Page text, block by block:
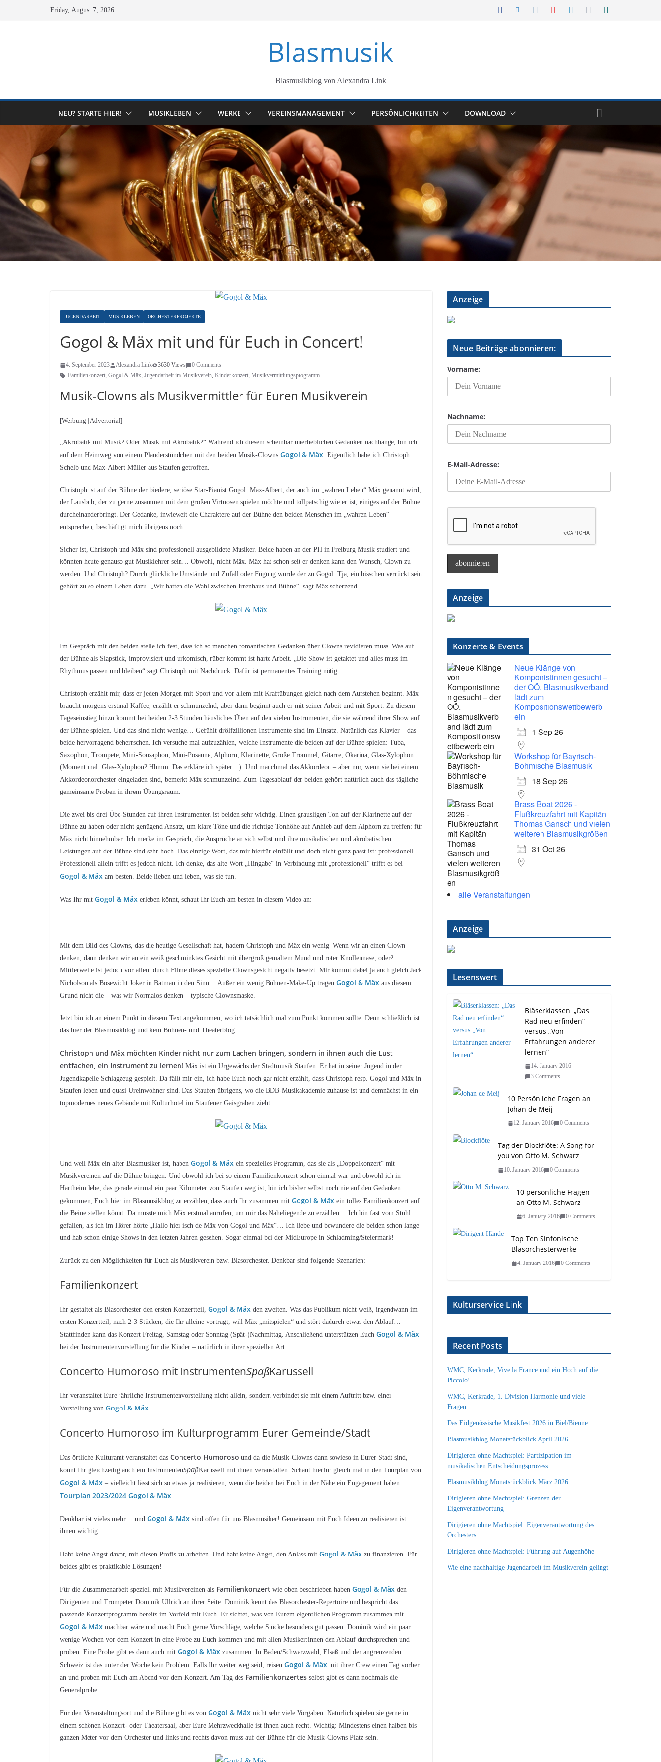
Friday, August 7, 2026
Blasmusik
Blasmusikblog von Alexandra Link
NEU? STARTE HIER! MUSIKLEBEN WERKE VEREINSMANAGEMENT PERSÖNLICHKEITEN DOWNLOAD
JUGENDARBEIT MUSIKLEBEN ORCHESTERPROJEKTE
Gogol & Mäx mit und für Euch in Concert!
4. September 2023 Alexandra Link 3630 Views
0 Comments
Familienkonzert, Gogol & Mäx, Jugendarbeit im Musikverein, Kinderkonzert, Musikvermittlungsprogramm
Musik-Clowns als Musikvermittler für Euren Musikverein
[Werbung | Advertorial]
„Akrobatik mit Musik? Oder Musik mit Akrobatik?“ Während ich diesem scheinbar unerheblichen Gedanken nachhänge, bin ich
auf dem Heimweg von einem Plauderstündchen mit den beiden Musik-Clowns Gogol & Mäx . Eigentlich habe ich Christoph
Schelb und Max-Albert Müller aus Staufen getroffen.
Christoph ist auf der Bühne der biedere, seriöse Star-Pianist Gogol. Max-Albert, der auch im „wahren Leben“ Mäx genannt wird,
der Lausbub, der zu gerne zusammen mit dem großen Virtuosen spielen möchte und tollpatschig wie er ist, einiges auf der Bühne
durcheinanderbringt. Der Gedanke, inwieweit die Charaktere auf der Bühne den beiden Menschen im „wahren Leben“
entsprechen, beschäftigt mich übrigens noch…
Sicher ist, Christoph und Mäx sind professionell ausgebildete Musiker. Beide haben an der PH in Freiburg Musik studiert und
könnten heute genauso gut Musiklehrer sein… Obwohl, nicht Mäx. Mäx hat schon seit er denken kann den Wunsch, Clown zu
werden. Und Christoph? Durch glückliche Umstände und Zufall oder Fügung wurde der zu Gogol. Tja, ein bisschen verrückt sein
gehört zu so einem Leben dazu. „Wir hatten die Wahl zwischen Irrenhaus und Bühne“, sagt Mäx scherzend…
Im Gespräch mit den beiden stelle ich fest, dass ich so manchen romantischen Gedanken über Clowns revidieren muss. Was auf
der Bühne als Slapstick, improvisiert und urkomisch, rüber kommt ist harte Arbeit. „Die Show ist getaktet und alles muss im
Rhythmus passen und bleiben“ sagt Christoph mit Nachdruck. Dafür ist permanentes Training nötig.
Christoph erzählt mir, dass er jeden Morgen mit Sport und vor allem mit Kraftübungen gleich nach dem Aufstehen beginnt. Mäx
braucht morgens erstmal Kaffee, erzählt er schmunzelnd, aber dann beginnt auch er mit seiner Arbeit und mit Sport. Zu diesem
Tageseinstieg hinzu kommt bei beiden 2-3 Stunden häusliches Üben auf den vielen Instrumenten, die sie während ihrer Show auf
der Bühne spielen. Und das sind nicht wenige… Gefühlt drölfzillionen Instrumente sind im Einsatz. Natürlich das Klavier – das
beide hervorragend beherrschen. Ich versuche mal aufzuzählen, welche Instrumente die beiden auf der Bühne spielen: Tuba,
Saxophon, Trompete, Mini-Sousaphon, Mini-Posaune, Alphorn, Klarinette, Große Trommel, Gitarre, Okarina, Glas-Xylophon…
(Moment mal. Glas-Xylophon? Hhmm. Das erkläre ich später…). Und manchmal das Akkordeon – aber nur, wenn sie bei einem
Akkordeonorchester eingeladen sind, bemerkt Mäx schmunzelnd. Zum Tagesablauf der beiden gehört natürlich auch das tägliche
gemeinsame Proben in ihrem Übungsraum.
Die zwei bis drei Übe-Stunden auf ihren Instrumenten ist beiden sehr wichtig. Einen grausligen Ton auf der Klarinette auf der
Bühne zu haben oder nicht genügend Ansatz, um klare Töne und die richtige Tonhöhe auf Anhieb auf dem Alphorn zu treffen: für
Mäx nicht hinnehmbar. Ich merke im Gespräch, die Ansprüche an sich selbst und ihre musikalischen und akrobatischen
Leistungen auf der Bühne sind sehr hoch. Das einzige Wort, das mir hierfür einfällt und doch nicht ganz passt ist: professionell.
Professionell allein trifft es jedoch nicht. Ich denke, das alte Wort „Hingabe“ in Verbindung mit „professionell“ trifft es bei
Gogol & Mäx am besten. Beide lieben und leben, was sie tun.
Was Ihr mit Gogol & Mäx erleben könnt, schaut Ihr Euch am besten in diesem Video an:
Mit dem Bild des Clowns, das die heutige Gesellschaft hat, hadern Christoph und Mäx ein wenig. Wenn wir an einen Clown
denken, dann denken wir an ein weiß geschminktes Gesicht mit übergroß gemaltem Mund und roter Knollennase, oder?
Mittlerweile ist jedoch vor allem durch Filme dieses spezielle Clownsgesicht negativ besetzt. Mir kommt dabei ja auch gleich Jack
Nicholson als Bösewicht Joker in Batman in den Sinn… Außer ein wenig Bühnen-Make-Up tragen Gogol & Mäx aus diesem
Grund nicht die – was wir Normalos denken – typische Clownsmaske.
Jetzt bin ich an einem Punkt in diesem Text angekommen, wo ich tatsächlich mal zum Punkt kommen sollte. Denn schließlich ist
das hier der Blasmusikblog und kein Bühnen- und Theaterblog.
Christoph und Mäx möchten Kinder nicht nur zum Lachen bringen, sondern in ihnen auch die Lust
entfachen, ein Instrument zu lernen! Mäx ist ein Urgewächs der Stadtmusik Staufen. Er hat in seiner Jugend in der
Jugendkapelle Schlagzeug gespielt. Da fällt mir ein, ich habe Euch noch gar nicht erzählt, dass Christoph resp. Gogol und Mäx in
Staufen leben und quasi Ureinwohner sind. Das Staufen übrigens, wo die BDB-Musikakademie zuhause ist und demnächst in ein
topmodernes neues Gebäude mit Kulturhotel im Staufener Gaisgraben zieht.
Und weil Mäx ein alter Blasmusiker ist, haben Gogol & Mäx ein spezielles Programm, das sie als „Doppelkonzert“ mit
Musikvereinen auf die Bühne bringen. Und obwohl ich bei so einem Familienkonzert schon einmal war und obwohl ich in
Hartheim lebe, das gerade einmal ein paar Kilometer von Staufen weg ist, bin ich bisher selbst noch nie auf den Gedanken
gekommen, Euch hier im Blasmusikblog zu erzählen, dass auch Ihr zusammen mit Gogol & Mäx ein tolles Familienkonzert auf
die Beine stellen könnt. Da musste mich Mäx erstmal anrufen, um mir das Naheliegende zu erzählen… Ich bin fast vom Stuhl
gefallen, als ich im Hörer hörte „Hallo hier isch de Mäx von Gogol und Mäx“… Ich liebe und bewundere die beiden schon lange
und hab schon einige Shows in den letzten Jahren gesehen. Sogar einmal bei der MidEurope in Schladming/Steiermark!
Zurück zu den Möglichkeiten für Euch als Musikverein bzw. Blasorchester. Denkbar sind folgende Szenarien:
Familienkonzert
Ihr gestaltet als Blasorchester den ersten Konzertteil, Gogol & Mäx den zweiten. Was das Publikum nicht weiß, irgendwann im
ersten Konzertteil, nach 2-3 Stücken, die Ihr alleine vortragt, will Mäx „mitspielen“ und stört dadurch etwas den Ablauf…
Stattfinden kann das Konzert Freitag, Samstag oder Sonntag (Spät-)Nachmittag. Anschließend unterstützen Euch Gogol & Mäx
bei der Instrumentenvorstellung für die Kinder – natürlich in ihrer speziellen Art.
Concerto Humoroso mit InstrumentenSpaßKarussell
Ihr veranstaltet Eure jährliche Instrumentenvorstellung nicht allein, sondern verbindet sie mit einem Auftritt bzw. einer
Vorstellung von Gogol & Mäx
Concerto Humoroso im Kulturprogramm Eurer Gemeinde/Stadt
Das örtliche Kulturamt veranstaltet das Concerto Humoroso und da die Musik-Clowns dann sowieso in Eurer Stadt sind,
könnt Ihr gleichzeitig auch ein InstrumentenSpaßKarussell mit ihnen veranstalten. Schaut hierfür gleich mal in den Tourplan von
Gogol & Mäx – vielleicht lässt sich so etwas ja realisieren, wenn die beiden bei Euch in der Nähe ein Engagement haben:
Tourplan 2023/2024 Gogol & Mäx
Denkbar ist vieles mehr… und Gogol & Mäx sind offen für uns Blasmusiker! Gemeinsam mit Euch Ideen zu realisieren ist
ihnen wichtig.
Habt keine Angst davor, mit diesen Profis zu arbeiten. Und habt keine Angst, den Anlass mit Gogol & Mäx zu finanzieren. Für
beides gibt es praktikable Lösungen!
Für die Zusammenarbeit speziell mit Musikvereinen als Familienkonzert wie oben beschrieben haben Gogol & Mäx den
Dirigenten und Trompeter Dominik Ullrich an ihrer Seite. Dominik kennt das Blasorchester-Repertoire und bespricht das
passende Konzertprogramm bereits im Vorfeld mit Euch. Er sichtet, was von Eurem eigentlichen Programm zusammen mit
Gogol & Mäx machbar wäre und macht Euch gerne Vorschläge, welche Stücke besonders gut passen. Dominik wird ein paar
wenige Wochen vor dem Konzert in eine Probe zu Euch kommen und mit allen Musiker:innen den Ablauf durchsprechen und
proben. Eine Probe gibt es dann auch mit Gogol & Mäx zusammen. In Baden/Schwarzwald, Elsaß und der angrenzenden
Schweiz ist das unter der Woche kein Problem. Falls Ihr weiter weg seid, reisen Gogol & Mäx mit ihrer Crew einen Tag vorher
an und proben mit Euch am Abend vor dem Konzert. Am Tag des Familienkonzertes selbst gibt es dann nochmals die
Generalprobe.
Für den Veranstaltungsort und die Bühne gibt es von Gogol & Mäx nicht sehr viele Vorgaben. Natürlich spielen sie gerne in
einem schönen Konzert- oder Theatersaal, aber Eure Mehrzweckhalle ist ihnen auch recht. Wichtig: Mindestens einen halben bis
ganzen Meter vor dem Orchester und links und rechts davon muss auf der Bühne für die Musik-Clowns Platz sein.
Anzeige
Neue Beiträge abonnieren:
Vorname:
Nachname:
E-Mail-Adresse:
Anzeige
Konzerte & Events
Neue Klänge von
Komponistinnen gesucht –
der OÖ. Blasmusikverband
lädt zum
Kompositionswettbewerb
ein
1 Sep 26
Workshop für Bayrisch-
Böhmische Blasmusik
18 Sep 26
Brass Boat 2026 -
Flußkreuzfahrt mit Kapitän
Thomas Gansch und vielen
weiteren Blasmusikgrößen
31 Oct 26
alle Veranstaltungen
Anzeige
Lesenswert
Bläserklassen: „Das
Rad neu erfinden“
versus „Von
Erfahrungen anderer
lernen“
14. January 2016
3 Comments
10 Persönliche Fragen an
Johan de Meij
12. January 2016 0 Comments
Tag der Blockflöte: A Song for
you von Otto M. Schwarz
10. January 2016 0 Comments
10 persönliche Fragen
an Otto M. Schwarz
6. January 2016 0 Comments
Top Ten Sinfonische
Blasorchesterwerke
4. January 2016 0 Comments
Kulturservice Link
Recent Posts
WMC, Kerkrade, Vive la France und ein Hoch auf die
Piccolo!
WMC, Kerkrade, 1. Division Harmonie und viele
Fragen…
Das Eidgenössische Musikfest 2026 in Biel/Bienne
Blasmusikblog Monatsrückblick April 2026
Dirigieren ohne Machtspiel: Partizipation im
musikalischen Entscheidungsprozess
Blasmusikblog Monatsrückblick März 2026
Dirigieren ohne Machtspiel: Grenzen der
Eigenverantwortung
Dirigieren ohne Machtspiel: Eigenverantwortung des
Orchesters
Dirigieren ohne Machtspiel: Führung auf Augenhöhe
Wie eine nachhaltige Jugendarbeit im Musikverein gelingt